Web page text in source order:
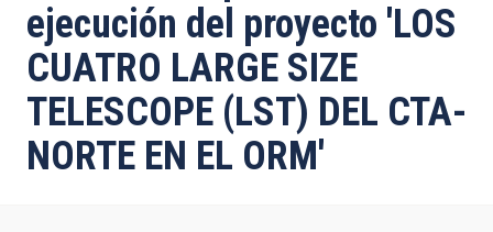
ejecución del proyecto 'LOS
CUATRO LARGE SIZE
TELESCOPE (LST) DEL CTA-
NORTE EN EL ORM'